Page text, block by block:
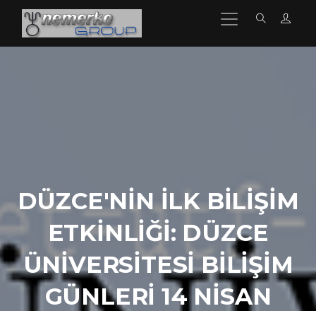
DÜZCE'NIN İLK BILIŞIM
ETKINLIĞI: DÜZCE
ÜNIVERSITESI BILIŞIM
GÜNLERI 14 NISAN